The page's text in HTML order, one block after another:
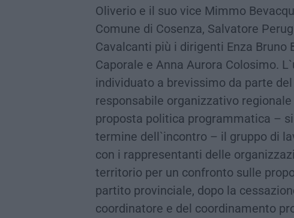
Oliverio e il suo vice Mimmo
Comune di Cosenza, Salvatore
Cavalcanti più i dirigenti Enza Bruno
Caporale e Anna Aurora Colosimo.
individuato a brevissimo da parte
responsabile organizzativo
proposta politica programmatica –
termine dell`incontro – il gruppo di
con i rappresentanti delle
territorio per un confronto sulle
partito provinciale, dopo la
coordinatore e del coordinamento